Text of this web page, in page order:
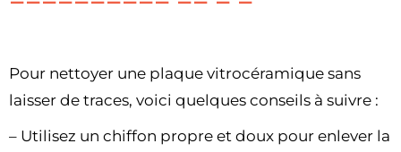
Pour nettoyer une plaque vitrocéramique sans
laisser de traces, voici quelques conseils à suivre :
– Utilisez un chiffon propre et doux pour enlever la